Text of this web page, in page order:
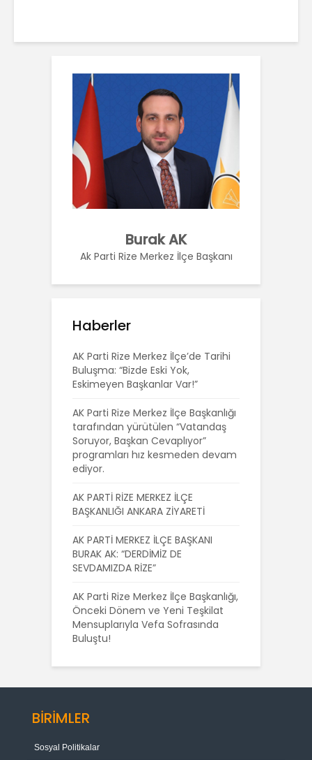
Burak AK
Ak Parti Rize Merkez İlçe Başkanı
Haberler
AK Parti Rize Merkez İlçe’de Tarihi
Buluşma: “Bizde Eski Yok,
Eskimeyen Başkanlar Var!”
AK Parti Rize Merkez İlçe Başkanlığı
tarafından yürütülen “Vatandaş
Soruyor, Başkan Cevaplıyor”
programları hız kesmeden devam
ediyor.
AK PARTİ RİZE MERKEZ İLÇE
BAŞKANLIĞI ANKARA ZİYARETİ
AK PARTİ MERKEZ İLÇE BAŞKANI
BURAK AK: “DERDİMİZ DE
SEVDAMIZDA RİZE”
AK Parti Rize Merkez İlçe Başkanlığı,
Önceki Dönem ve Yeni Teşkilat
Mensuplarıyla Vefa Sofrasında
Buluştu!
BİRİMLER
Sosyal Politikalar